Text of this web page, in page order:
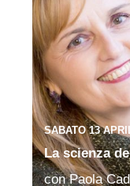
SABATO 13
La scienza
con Paola